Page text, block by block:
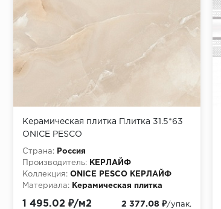
Керамическая плитка Плитка 31.5*63
ONICE PESCO
Страна:
Россия
Производитель:
КЕРЛАЙФ
Коллекция: ONICE PESCO КЕРЛАЙФ
Материала:
Керамическая плитка
1 495.02 ₽/м2 2 377.08 ₽/упак.